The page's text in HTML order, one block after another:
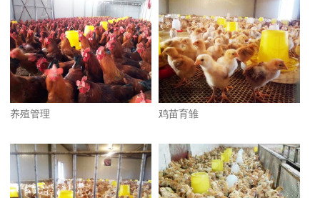
养殖管理 鸡苗育雏